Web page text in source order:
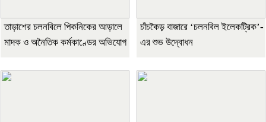
তাড়াশের চলনবিলে পিকনিকের আড়ালে
মাদক ও অনৈতিক কর্মকাণ্ডের অভিযোগ
চাঁচকৈড় বাজারে ‘চলনবিল ইলেকট্রিক’-
এর শুভ উদ্বোধন